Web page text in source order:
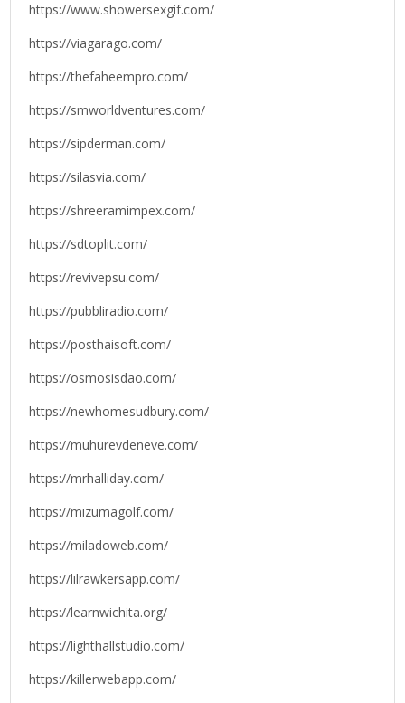
https://www.showersexgif.com/
https://viagarago.com/
https://thefaheempro.com/
https://smworldventures.com/
https://sipderman.com/
https://silasvia.com/
https://shreeramimpex.com/
https://sdtoplit.com/
https://revivepsu.com/
https://pubbliradio.com/
https://posthaisoft.com/
https://osmosisdao.com/
https://newhomesudbury.com/
https://muhurevdeneve.com/
https://mrhalliday.com/
https://mizumagolf.com/
https://miladoweb.com/
https://lilrawkersapp.com/
https://learnwichita.org/
https://lighthallstudio.com/
https://killerwebapp.com/